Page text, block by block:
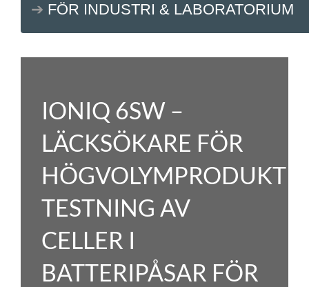
➔ FÖR INDUSTRI & LABORATORIUM
IONIQ 6SW –
LÄCKSÖKARE FÖR
TESTNING AV
CELLER I
BATTERIPÅSAR FÖR